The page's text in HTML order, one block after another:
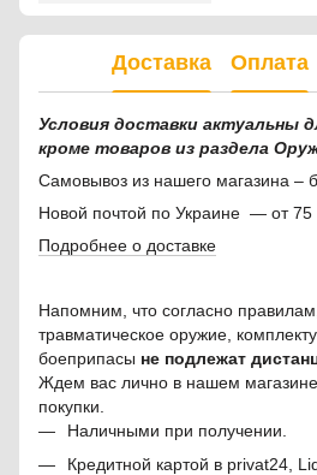
Доставка Оплата
Условия доставки актуальны
кроме товаров из раздела
Самовывоз из нашего магазина –
Новой почтой по Украине — от 75
Подробнее о доставке
Напомним, что согласно
травматическое оружие,
боеприпасы не подлежат
Ждем вас лично в нашем
покупки.
Наличными при получении.
Кредитной картой в privat24,